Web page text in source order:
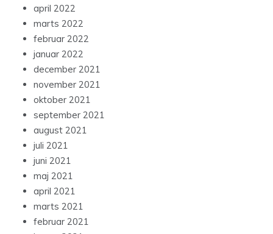
april 2022
marts 2022
februar 2022
januar 2022
december 2021
november 2021
oktober 2021
september 2021
august 2021
juli 2021
juni 2021
maj 2021
april 2021
marts 2021
februar 2021